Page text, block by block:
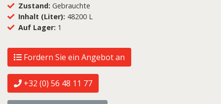
Zustand: Gebrauchte
Inhalt (Liter): 48200 L
Auf Lager: 1
Fordern Sie ein Angebot an
+32 (0) 56 48 11 77